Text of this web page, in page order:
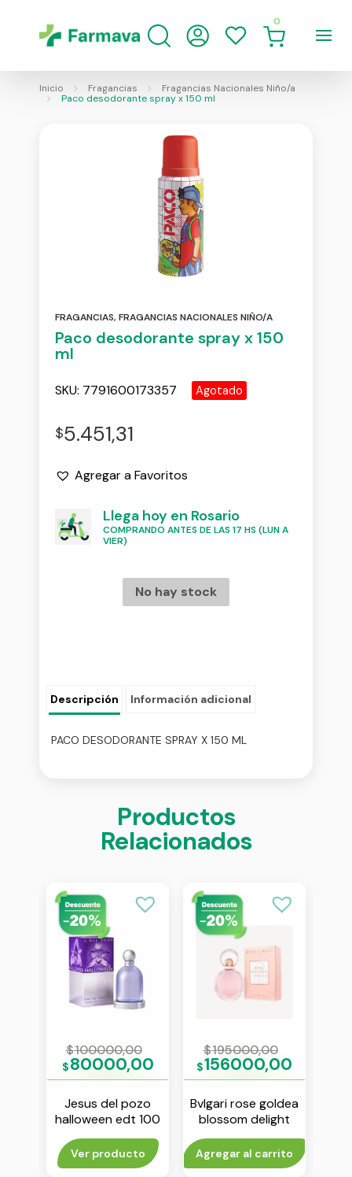
0
Inicio Fragancias
Fragancias Nacionales Niño/a
Paco desodorante spray x 150 ml
FRAGANCIAS,FRAGANCIAS NACIONALES NIÑO/A
Paco desodorante spray x 150
ml
SKU: 7791600173357 Agotado
$5.451,31
Agregar a Favoritos
Llega hoy en Rosario
COMPRANDO ANTES DE LAS 17 HS (LUN A
VIER)
No hay stock
Descripción Información adicional
PACO DESODORANTE SPRAY X 150 ML
Productos
Relacionados
$100000,00
$80000,00
Jesus del pozo
halloween edt 100
ml
Ver producto
$195000,00
$156000,00
Bvlgari rose goldea
blossom delight
edt 75 ml
Agregar al carrito